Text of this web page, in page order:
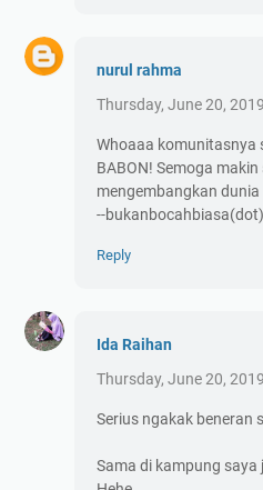
nurul rahma
Thursday, June 20,
Whoaaa komunitasnya
BABON! Semoga
mengembangkan
--
Reply
Ida Raihan
Thursday, June 20,
Serius ngakak beneran
Sama di kampung